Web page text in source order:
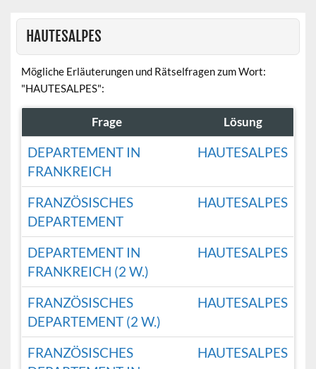
HAUTESALPES
Mögliche Erläuterungen und Rätselfragen zum Wort:
"HAUTESALPES":
Frage Lösung
DEPARTEMENT IN
FRANKREICH
HAUTESALPES
FRANZÖSISCHES
DEPARTEMENT
HAUTESALPES
DEPARTEMENT IN
FRANKREICH (2 W.)
HAUTESALPES
FRANZÖSISCHES
DEPARTEMENT (2 W.)
HAUTESALPES
FRANZÖSISCHES
HAUTESALPES